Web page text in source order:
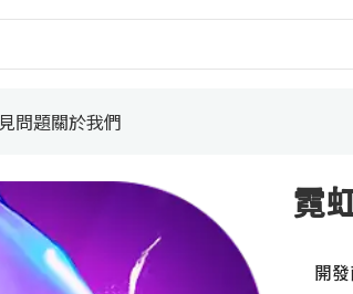
問題關於我們
霓
開